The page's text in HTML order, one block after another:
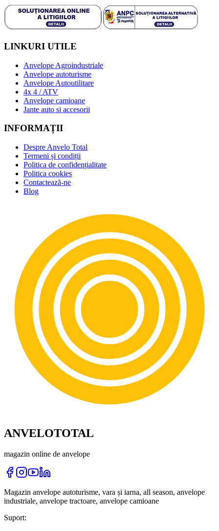
LINKURI UTILE
Anvelope Agroindustriale
Anvelope autoturisme
Anvelope Autoutilitare
4x 4 / ATV
Anvelope camioane
Jante auto si accesorii
INFORMAȚII
Despre Anvelo Total
Termeni și condiții
Politica de confidențialitate
Politica cookies
Contactează-ne
Blog
ANVELOTOTAL
magazin online de anvelope
Magazin anvelope autoturisme, vara și iarna, all season, anvelope
industriale, anvelope tractoare, anvelope camioane
Suport: